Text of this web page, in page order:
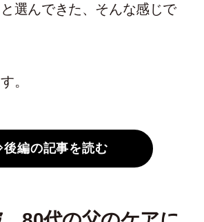
選んできた、そんな感じで
。
編の記事を読む